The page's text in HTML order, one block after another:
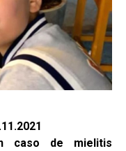
caso de mielitis